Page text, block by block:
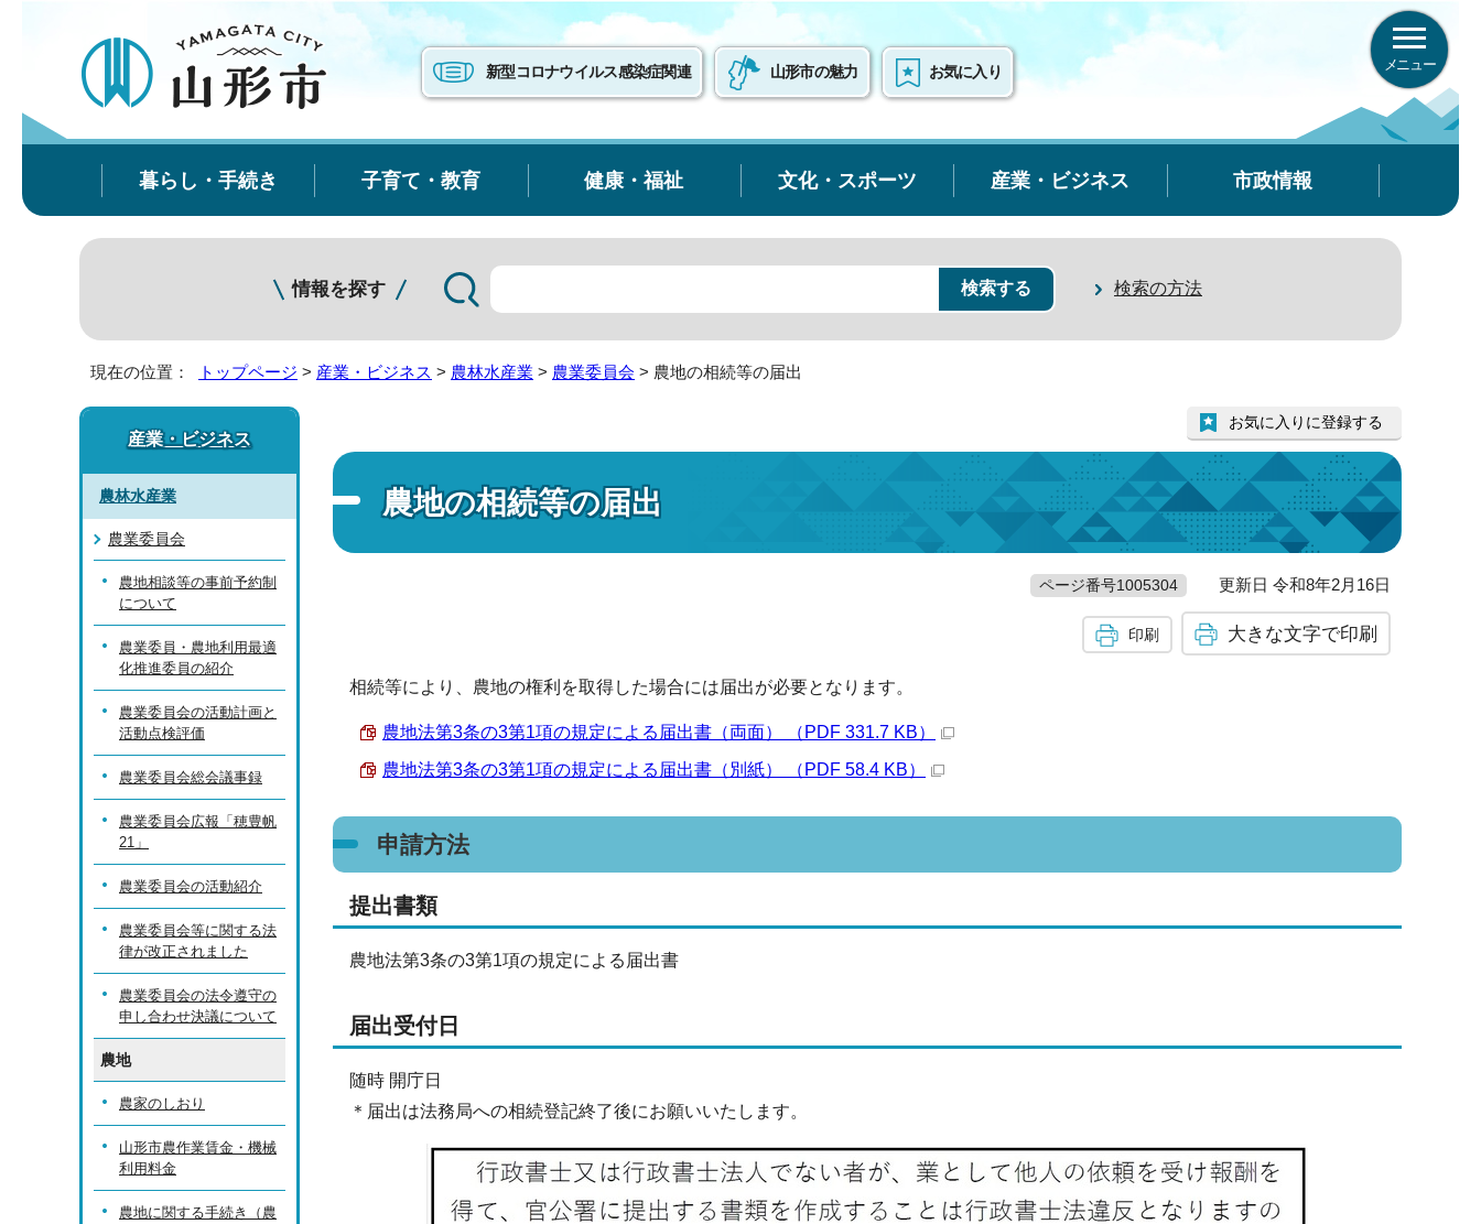
新型コロナウイルス感染症関連 山形市の魅力 お気に入り メニュー
暮らし・手続き 子育て・教育 健康・福祉 文化・スポーツ 産業・ビジネス 市政情報
情報を探す 検索の方法
現在の位置： トップページ > 産業・ビジネス > 農林水産業 > 農業委員会 > 農地の相続等の届出
農地の相続等の届出
お気に入りに登録する
ページ番号1005304 更新日 令和8年2月16日
印刷 大きな文字で印刷
相続等により、農地の権利を取得した場合には届出が必要となります。
農地法第3条の3第1項の規定による届出書（両面） （PDF 331.7 KB）
農地法第3条の3第1項の規定による届出書（別紙） （PDF 58.4 KB）
申請方法
提出書類
農地法第3条の3第1項の規定による届出書
届出受付日
随時 開庁日
＊届出は法務局への相続登記終了後にお願いいたします。
産業・ビジネス
農林水産業
農業委員会
農地相談等の事前予約制
について
農業委員・農地利用最適
化推進委員の紹介
農業委員会の活動計画と
活動点検評価
農業委員会総会議事録
農業委員会広報「穂豊帆
21」
農業委員会の活動紹介
農業委員会等に関する法
律が改正されました
農業委員会の法令遵守の
申し合わせ決議について
農地
農家のしおり
山形市農作業賃金・機械
利用料金
農地に関する手続き（農